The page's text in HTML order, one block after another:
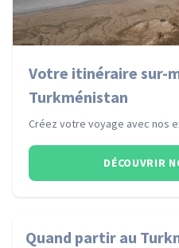
Votre itinéraire sur-
Turkménistan
Créez votre voyage avec nos
DÉCOUVRIR
Quand partir au